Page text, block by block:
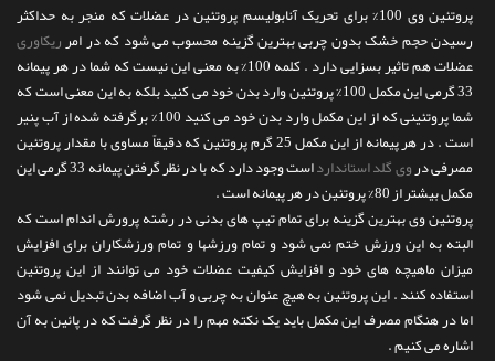
پروتئین وی 100% برای تحریک آنابولیسم پروتئین در عضلات که منجر به حداکثر
رسیدن حجم خشک بدون چربی بهترین گزینه محسوب می شود که در امرریکاوری
عضلات هم تاثیر بسزایی دارد . کلمه 100% به معنی این نیست که شما در هر پیمانه
33 گرمی این مکمل 100% پروتئین وارد بدن خود می کنید بلکه به این معنی است که
شما پروتئینی که از این مکمل وارد بدن خود می کنید 100% برگرفته شده از آب پنیر
است . در هر پیمانه از این مکمل 25 گرم پروتئین که دقیقاً مساوی با مقدار پروتئین
مصرفی دروی گلد استاندارد
است وجود دارد که با در نظر گرفتن پیمانه 33 گرمی این
مکمل بیشتر از 80% پروتئین در هر پیمانه است .
پروتئین وی بهترین گزینه برای تمام تیپ های بدنی در رشته پرورش اندام است که
البته به این ورزش ختم نمی شود و تمام ورزشها و تمام ورزشکاران برای افزایش
میزان ماهیچه های خود و افزایش کیفیت عضلات خود می توانند از این پروتئین
استفاده کنند . این پروتئین به هیچ عنوان به چربی و آب اضافه بدن تبدیل نمی شود
اما در هنگام مصرف این مکمل باید یک نکته مهم را در نظر گرفت که در پائین به آن
اشاره می کنیم .